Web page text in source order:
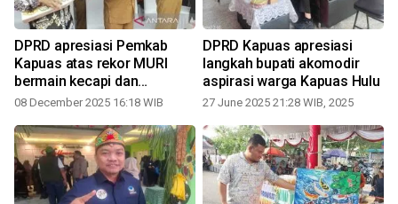
DPRD apresiasi Pemkab
Kapuas atas rekor MURI
bermain kecapi dan
karungut
08 December 2025 16:18 WIB
DPRD Kapuas apresiasi
langkah bupati akomodir
aspirasi warga Kapuas Hulu
27 June 2025 21:28 WIB, 2025